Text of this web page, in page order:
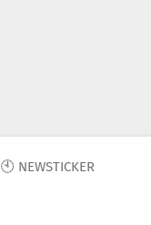
🕙 NEWSTICKER